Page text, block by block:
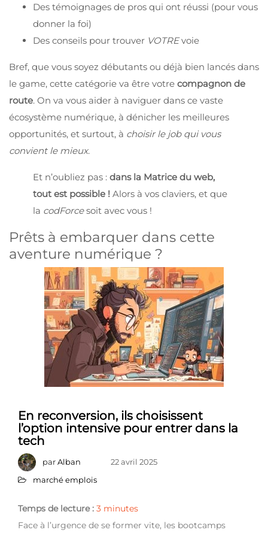
Des témoignages de pros qui ont réussi (pour vous
donner la foi)
Des conseils pour trouver VOTREvoie
Bref, que vous soyez débutants ou déjà bien lancés dans
le game, cette catégorie va être votre compagnon de
route. On va vous aider à naviguer dans ce vaste
écosystème numérique, à dénicher les meilleures
opportunités, et surtout, à choisir le job qui vous
convient le mieux.
Et n’oubliez pas : dans la Matrice du web,
tout est possible ! Alors à vos claviers, et que
la codForcesoit avec vous !
Prêts à embarquer dans cette
aventure numérique ?
En reconversion, ils choisissent
l’option intensive pour entrer dans la
tech
parAlban
22 avril 2025
marché emplois
Temps de lecture : 3 minutes
Face à l’urgence de se former vite, les bootcamps